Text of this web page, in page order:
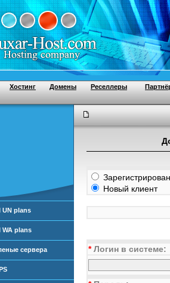
Хостинг Домены Реселлеры
Новый клиент
*Логин в системе:
UN plans
WA plans
сервера